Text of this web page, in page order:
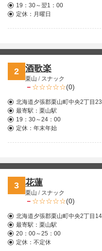
19：30～翌1：00
定休：月曜日
2 酒歌楽
栗山 / スナック
－ (0)
北海道夕張郡栗山町中央2丁目
最寄駅： 栗山駅
19：30～24：00
定休：年末年始
3 花蓮
栗山 / スナック
－ (0)
北海道夕張郡栗山町中央2丁目
最寄駅： 栗山駅
20：00～25：00
定休：不定休